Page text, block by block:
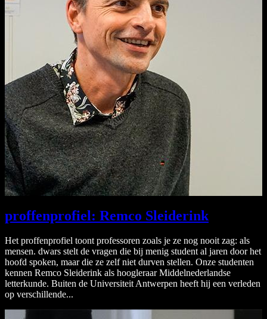
proffenprofiel: Remco Sleiderink
Het proffenprofiel toont professoren zoals je ze nog nooit zag: als
mensen. dwars stelt de vragen die bij menig student al jaren door het
hoofd spoken, maar die ze zelf niet durven stellen. Onze studenten
kennen Remco Sleiderink als hoogleraar Middelnederlandse
letterkunde. Buiten de Universiteit Antwerpen heeft hij een verleden
op verschillende...